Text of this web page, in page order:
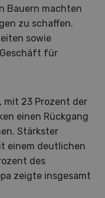
Bauern machten
zu schaffen.
sowie
für
mit 23 Prozent der
einen Rückgang
Stärkster
einem deutlichen
des
zeigte insgesamt